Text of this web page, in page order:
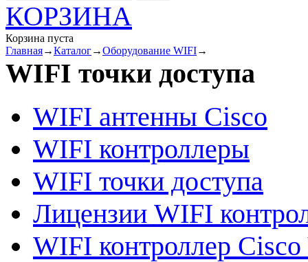
КОРЗИНА
Корзина пуста
Главная→Каталог→Оборудование WIFI→
WIFI точки доступа
WIFI антенны Cisco
WIFI контроллеры
WIFI точки доступа
Лицензии WIFI
WIFI контроллер